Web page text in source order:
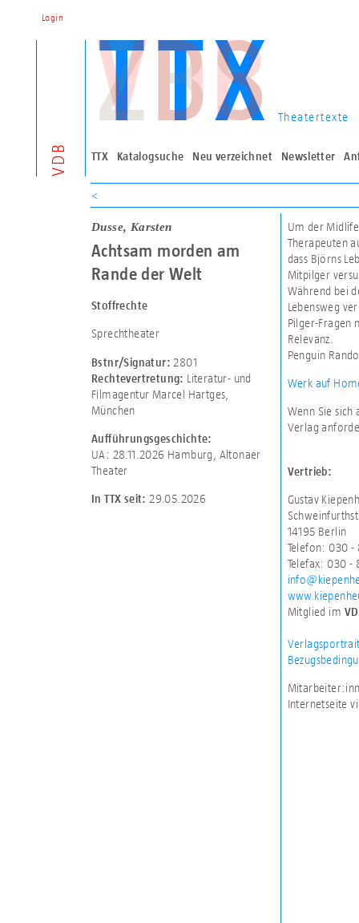
VDB
Theatertexte
TTX Katalogsuche Neu verzeichnet Newsletter
Login
<
Dusse, Karsten
Achtsam morden am
Rande der Welt
Stoffrechte
Sprechtheater
Bstnr/Signatur: 2801
Rechtevertretung: Literatur- und
Filmagentur Marcel Hartges,
München
Aufführungsgeschichte:
UA: 28.11.2026 Hamburg, Altonaer
Theater
In TTX seit: 29.05.2026
Um der
Therapeuten
dass Björns
Mitpilger
Während bei
Lebensweg
Pilger-Fragen
Relevanz.
Penguin
Werk auf
Wenn Sie sich
Verlag
Vertrieb:
Gustav
14195 Berlin
Telefon: 030 -
Telefax: 030 -
Mitglied im
Internetseite